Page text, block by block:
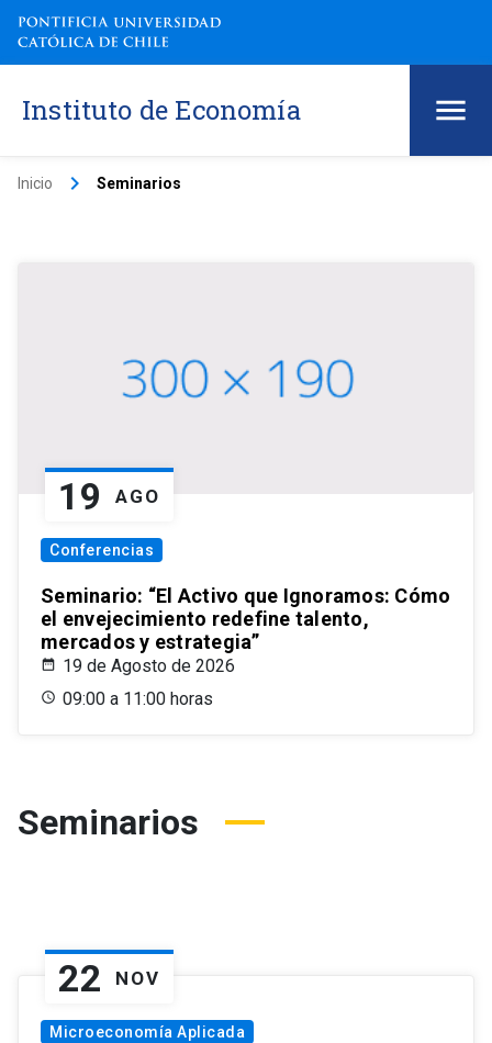
Instituto de Economía
Inicio keyboard_arrow_right Seminarios
19 AGO
Conferencias
Seminario: “El Activo que Ignoramos: Cómo
el envejecimiento redefine talento,
mercados y estrategia”
19 de Agosto de 2026
09:00 a 11:00 horas
Seminarios
22 NOV
Microeconomía Aplicada